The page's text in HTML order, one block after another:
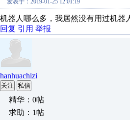
发表于：2019-01-25 12:01:19
机器人哪么多，我居然没有用过机器
回复 引用 举报
hanhuachizi
关注 私信
精华：0帖
求助：1帖